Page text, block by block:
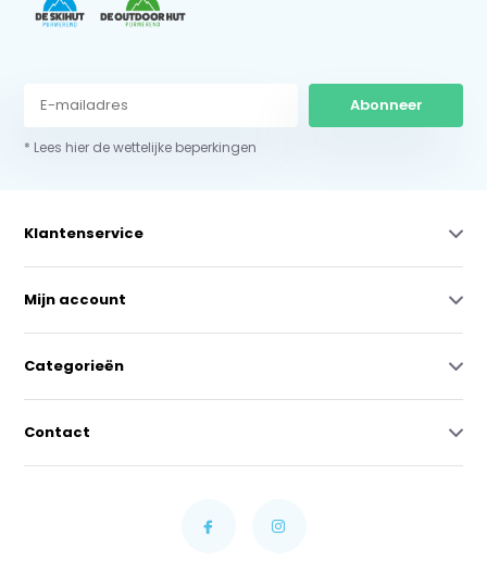
Abonneer
* Lees hier de wettelijke beperkingen
Klantenservice
Mijn account
Categorieën
Contact